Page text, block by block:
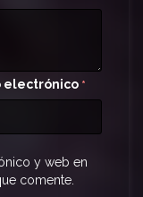
electrónico *
y web en
comente.